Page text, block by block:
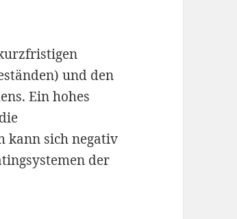
und den
Ein hohes
kann sich negativ
der